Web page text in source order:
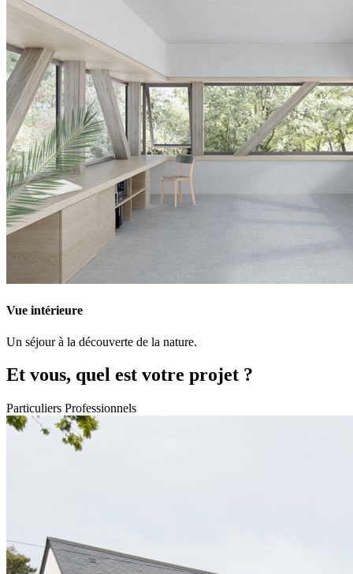
Vue intérieure
Un séjour à la découverte de la nature.
Et vous, quel est votre projet ?
Particuliers Professionnels